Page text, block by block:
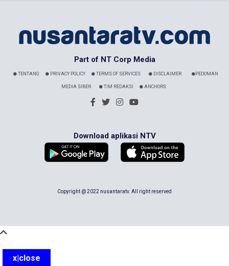
Part of NT Corp Media
TENTANG PRIVACY POLICY TERMS OF SERVICES DISCLAIMER PEDOMAN
MEDIA SIBER TIM REDAKSI ANCHORS
Download aplikasi NTV
Copyright @ 2022 nusantaratv. All right reserved
x|close